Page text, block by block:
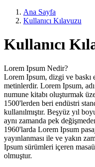
Ana Sayfa
Kullanıcı Kılavuzu
Kullanıcı
Lorem Ipsum Nedir?
Lorem Ipsum, dizgi ve baskı
metinlerdir. Lorem Ipsum,
numune kitabı oluşturmak
1500'lerden beri endüstri
kullanılmıştır. Beşyüz yıl
aynı zamanda pek
1960'larda Lorem Ipsum
yayınlanması ile ve yakın
Ipsum sürümleri içeren
olmuştur.